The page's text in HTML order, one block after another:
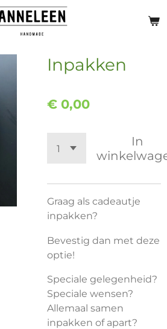
Inpakken
€ 0,00
In
Graag als cadeautje
inpakken?
Bevestig dan met deze
optie!
Speciale gelegenheid?
Speciale wensen?
Allemaal samen
inpakken of apart?